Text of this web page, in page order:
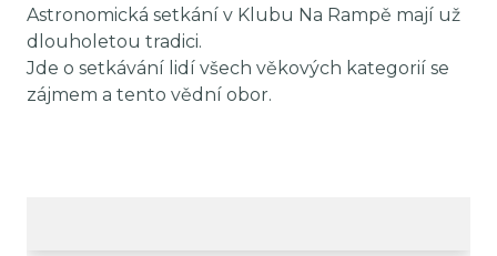
Astronomická setkání v Klubu Na Rampě mají už
dlouholetou tradici.
Jde o setkávání lidí všech věkových kategorií se
zájmem a tento vědní obor.